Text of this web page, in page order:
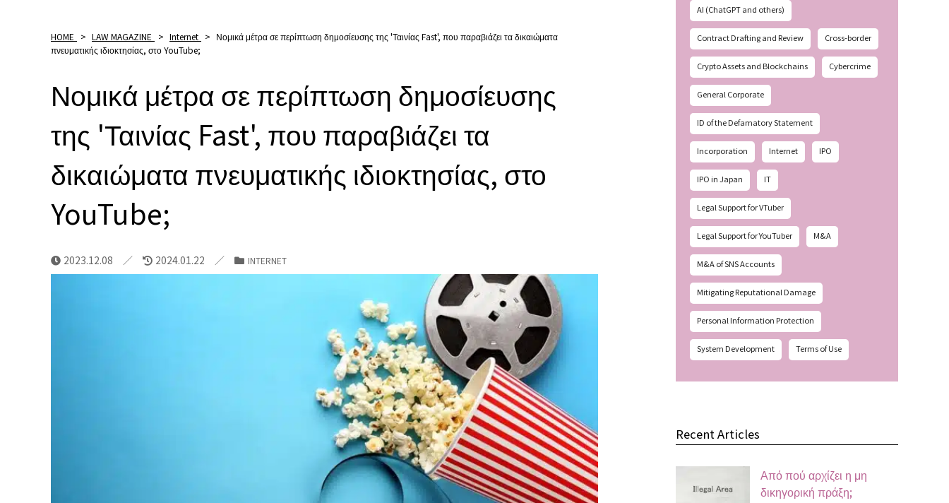
HOME > LAW MAGAZINE > Internet > Νομικά μέτρα σε περίπτωση δημοσίευσης της 'Ταινίας Fast', που παραβιάζει τα δικαιώματα
πνευματικής ιδιοκτησίας, στο YouTube;
Νομικά μέτρα σε περίπτωση δημοσίευσης
της 'Ταινίας Fast', που παραβιάζει τα
δικαιώματα πνευματικής ιδιοκτησίας, στο
YouTube;
2023.12.08 2024.01.22 INTERNET
AI (ChatGPT and others)
Contract Drafting and Review Cross-border
Crypto Assets and Blockchains Cybercrime
General Corporate
ID of the Defamatory Statement
Incorporation Internet IPO
IPO in Japan IT
Legal Support for VTuber
Legal Support for YouTuber M&A
M&A of SNS Accounts
Mitigating Reputational Damage
Personal Information Protection
System Development Terms of Use
Recent Articles
Από πού αρχίζει η μη
δικηγορική πράξη;